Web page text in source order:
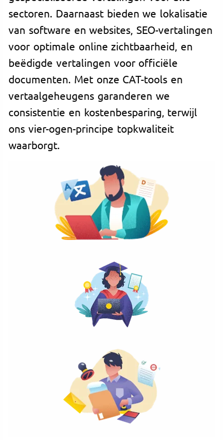
sectoren. Daarnaast bieden we lokalisatie
van software en websites, SEO-vertalingen
voor optimale online zichtbaarheid, en
beëdigde vertalingen voor officiële
documenten. Met onze CAT-tools en
vertaalgeheugens garanderen we
consistentie en kostenbesparing, terwijl
ons vier-ogen-principe topkwaliteit
waarborgt.